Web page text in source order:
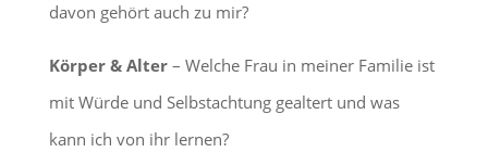
davon gehört auch zu mir?
Körper & Alter– Welche Frau in meiner Familie ist
mit Würde und Selbstachtung gealtert und was
kann ich von ihr lernen?